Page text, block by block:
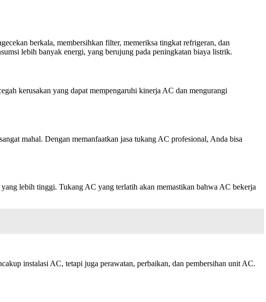
berkala, membersihkan filter, memeriksa tingkat refrigeran, dan
lebih banyak energi, yang berujung pada peningkatan biaya listrik.
kerusakan yang dapat mempengaruhi kinerja AC dan mengurangi
mahal. Dengan memanfaatkan jasa tukang AC profesional, Anda bisa
lebih tinggi. Tukang AC yang terlatih akan memastikan bahwa AC bekerja
instalasi AC, tetapi juga perawatan, perbaikan, dan pembersihan unit AC.